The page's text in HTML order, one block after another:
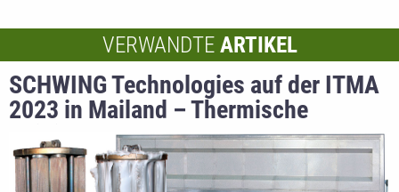
VERWANDTE ARTIKEL
SCHWING Technologies auf der ITMA
2023 in Mailand – Thermische
Reinigungslösungen für
polymerverunreinigte
Produktionswerkzeuge